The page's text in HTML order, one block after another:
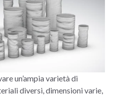
un’ampia varietà di
diversi, dimensioni varie,